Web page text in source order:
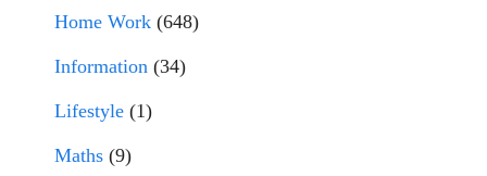
Home Work (648)
Information (34)
Lifestyle (1)
Maths (9)